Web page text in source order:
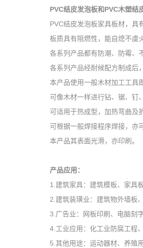
PVC结皮发泡板和PVC木塑结
PVC结皮发泡板家具板材，具
板质具有阻燃性，能自熄不虞
各系列产品都有防潮、防霉、
各系列产品经耐候配方制成后
本产品使用一般木材加工工具
可像木材一样进行钻、锯、钉
可适用于热成型，加热弯曲及
可根据一般焊接程序焊接，亦
本产品其表面光滑，亦印刷。
产品应用：
1.建筑家具：建筑模板、家具
2.建筑装璜业：建筑物外墙板
3.广告业：网板印刷、电脑刻
4.工业应用：化工业防腐工程
5.其他用途：运动器材、养殖